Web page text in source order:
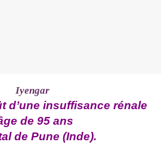
d’une insuffisance rénale
de 95 ans
de Pune (Inde).